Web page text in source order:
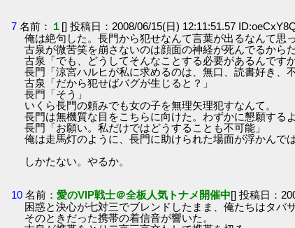
7 名前： １ [] 投稿日：2008/06/15(日) 12:11:51.57
俺は絶句した。長門から犯せなんて言葉が出るなんて思
古泉が微苦笑を崩さないのは顔面の神経が死んでるから
古泉「でも、どうしてそんなことする必要があるんですか
長門「涼宮ハルヒが私に求めるのは、無口、読書好き、
古泉「だから犯せばバグが生じると？」
長門「そう」
いくら長門の頼みでも女の子を無理矢理犯すなんて。
長門は無機質な目をこちらに向けた。わずかに懇願する
長門「お願い。私だけではどうすることも不可能」
俺は走馬灯のように、長門に助けられた場面が浮かんでは
しかたない。やるか。
10 名前：愛のVIP戦士＠全板人気トナメ開催中[] 投稿日：
困惑と決心が七対三でブレンドしたまま、俺たちはタバ
そのときだった携帯の着信音が響いた。